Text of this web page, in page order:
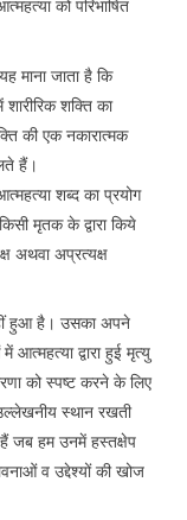
को परिभाषित
माना जाता है कि
शक्ति का
की एक नकारात्मक
हैं।
शब्द का प्रयोग
मृतक के द्वारा किये
अथवा अप्रत्यक्ष
हुआ है। उसका अपने
द्वारा हुई मृत्यु
को स्पष्ट करने के लिए
स्थान रखती
हैं जब हम उनमें हस्तक्षेप
व उद्देश्यों की खोज